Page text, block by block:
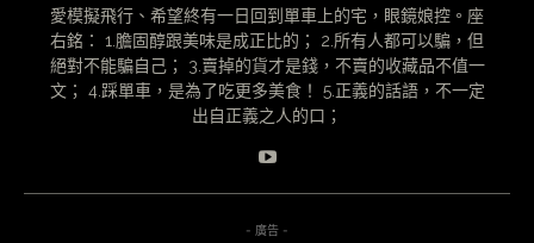
愛模擬飛行、希望終有一日回到單車上的宅，眼鏡娘控。座
右銘： 1.膽固醇跟美味是成正比的； 2.所有人都可以騙，但
絕對不能騙自己； 3.賣掉的貨才是錢，不賣的收藏品不值一
文； 4.踩單車，是為了吃更多美食！ 5.正義的話語，不一定
出自正義之人的口；
- 廣告 -